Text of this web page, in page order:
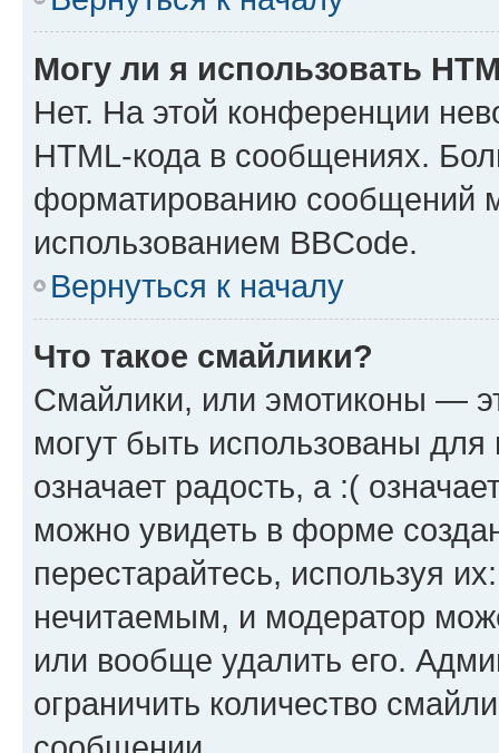
Могу ли я использовать
Нет. На этой конференции
HTML-кода в сообщениях.
форматированию сообщений
использованием BBCode.
Вернуться к началу
Что такое смайлики?
Смайлики, или эмотиконы —
могут быть использованы
означает радость, а :(
можно увидеть в форме
перестарайтесь, используя
нечитаемым, и модератор
или вообще удалить его.
ограничить количество